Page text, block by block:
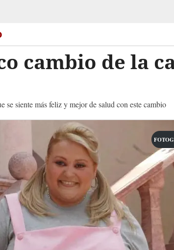
cambio de la
se siente más feliz y mejor de salud con este cambio